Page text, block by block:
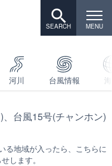
河川 台風情報
台風15号(チャンホン)
る地域が入ったら、こちらに
します。